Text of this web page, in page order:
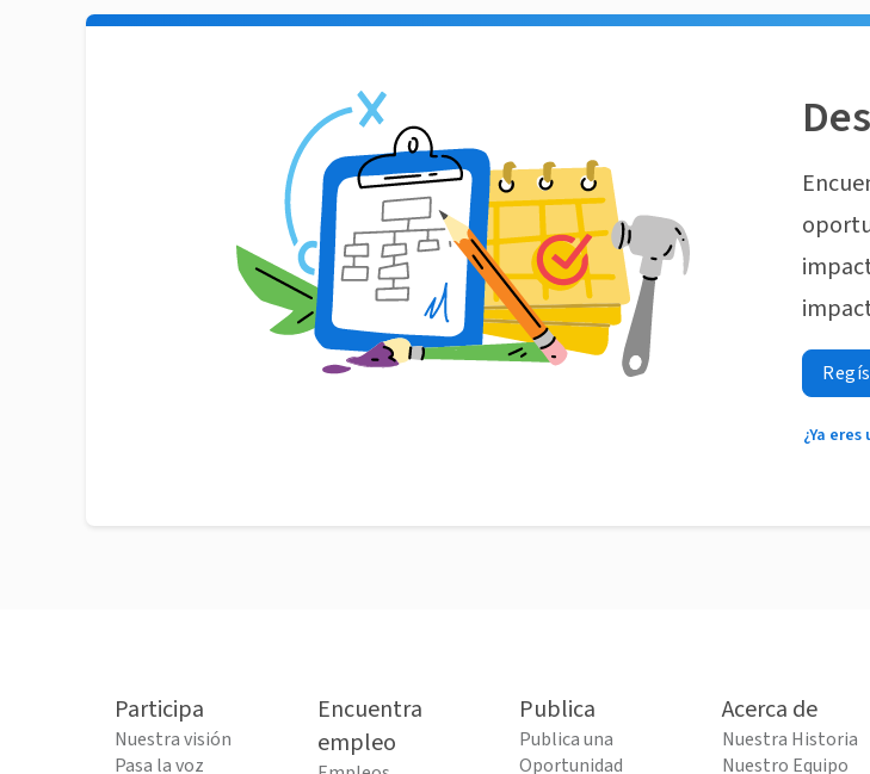
¿Ya
Participa
Nuestra visión
Pasa la voz
Encuentra
empleo
Publica
Publica una
Oportunidad
Acerca de
Nuestra Historia
Nuestro Equipo